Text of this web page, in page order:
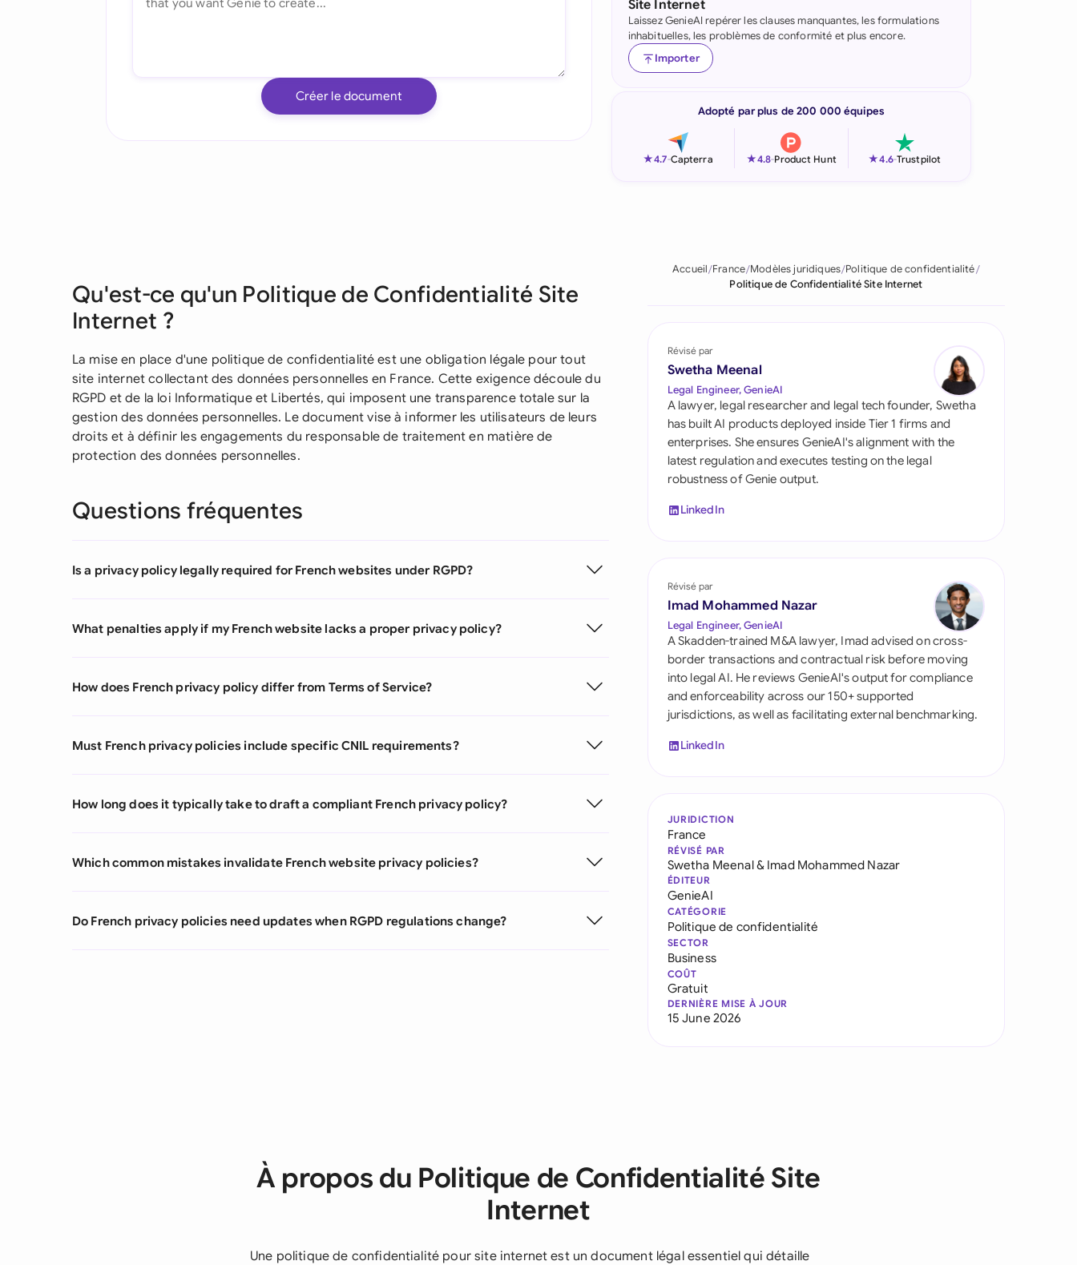
Indonesia
Ireland
Netherlands
Saudi Arabia
Switzerland
United Arab Emirates
United States
Créer le document
Site Internet
Laissez GenieAI repérer les clauses manquantes, les formulations
inhabituelles, les problèmes de conformité et plus encore.
Importer
Adopté par plus de 200 000 équipes
★4.7-Capterra ★4.8-Product Hunt ★4.6-Trustpilot
Qu'est-ce qu'un Politique de Confidentialité Site
Internet ?
La mise en place d'une politique de confidentialité est une obligation légale pour tout
site internet collectant des données personnelles en France. Cette exigence découle du
RGPD et de la loi Informatique et Libertés, qui imposent une transparence totale sur la
gestion des données personnelles. Le document vise à informer les utilisateurs de leurs
droits et à définir les engagements du responsable de traitement en matière de
protection des données personnelles.
Questions fréquentes
Is a privacy policy legally required for French websites under RGPD?
What penalties apply if my French website lacks a proper privacy policy?
How does French privacy policy differ from Terms of Service?
Must French privacy policies include specific CNIL requirements?
How long does it typically take to draft a compliant French privacy policy?
Which common mistakes invalidate French website privacy policies?
Do French privacy policies need updates when RGPD regulations change?
Accueil France Modèles juridiques Politique de confidentialité
Politique de Confidentialité Site Internet
Révisé par
Swetha Meenal
Legal Engineer, GenieAI
A lawyer, legal researcher and legal tech founder, Swetha
has built AI products deployed inside Tier 1 firms and
enterprises. She ensures GenieAI's alignment with the
latest regulation and executes testing on the legal
robustness of Genie output.
LinkedIn
Révisé par
Imad Mohammed Nazar
Legal Engineer, GenieAI
A Skadden-trained M&A lawyer, Imad advised on cross-
border transactions and contractual risk before moving
into legal AI. He reviews GenieAI's output for compliance
and enforceability across our 150+ supported
jurisdictions, as well as facilitating external benchmarking.
LinkedIn
JURIDICTION
France
RÉVISÉ PAR
Swetha Meenal& Imad Mohammed Nazar
ÉDITEUR
GenieAI
CATÉGORIE
Politique de confidentialité
SECTOR
Business
COÛT
Gratuit
DERNIÈRE MISE À JOUR
15 June 2026
À propos du Politique de Confidentialité Site
Internet
Une politique de confidentialité pour site internet est un document légal essentiel qui détaille